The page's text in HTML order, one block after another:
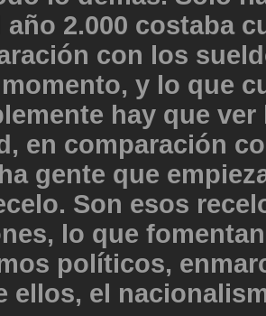
año 2.000 costaba
con los
y lo que
hay que
en comparación
gente que
Son esos
lo que
políticos,
ellos, el